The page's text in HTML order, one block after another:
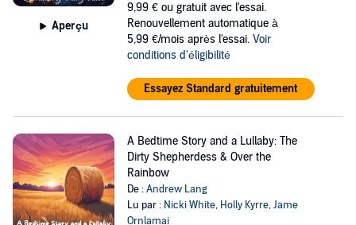
Aperçu
9,99 € ou gratuit avec l'essai.
Renouvellement automatique à
5,99 €/mois après l'essai. Voir
conditions d'éligibilité
Essayez Standard gratuitement
A Bedtime Story and a Lullaby: The
Dirty Shepherdess & Over the
Rainbow
De :Andrew Lang
Lu par : Nicki White, Holly Kyrre,Jame
Ornlamai